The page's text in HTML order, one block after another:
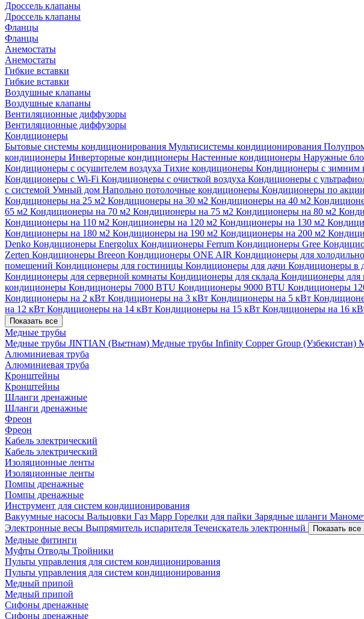
Дроссель клапаны
Дроссель клапаны
Фланцы
Фланцы
Анемостаты
Анемостаты
Гибкие вставки
Гибкие вставки
Воздушные клапаны
Воздушные клапаны
Вентиляционные диффузоры
Вентиляционные диффузоры
Кондиционеры
Бытовые системы кондиционирования Мультисистемы кондиционирования
кондиционеры Инверторные кондиционеры Настенные кондиционеры Наружные
Кондиционеры с осушителем воздуха Тихие кондиционеры Кондиционеры с зимним
Кондиционеры с Wi-Fi Кондиционеры с очисткой воздуха Кондиционеры с
с системой Умный дом Напольно потолочные кондиционеры Кондиционеры по акции
Кондиционеры на 25 м2 Кондиционеры на 30 м2 Кондиционеры на 40 м2
65 м2 Кондиционеры на 70 м2 Кондиционеры на 75 м2 Кондиционеры на 80 м2
Кондиционеры на 110 м2 Кондиционеры на 120 м2 Кондиционеры на 130 м2
Кондиционеры на 180 м2 Кондиционеры на 190 м2 Кондиционеры на 200 м2
Denko Кондиционеры Energolux Кондиционеры Ferrum Кондиционеры Gree
Zerten Кондиционеры Breeon Кондиционеры ONE AIR Кондиционеры для
помещений Кондиционеры для гостиницы Кондиционеры для дачи Кондиционеры в
Кондиционеры для серверной комнаты Кондиционеры для склада Кондиционеры для
кондиционеры Кондиционеры 7000 BTU Кондиционеры 9000 BTU Кондиционеры
Кондиционеры на 2 кВт Кондиционеры на 3 кВт Кондиционеры на 5 кВт
на 12 кВт Кондиционеры на 14 кВт Кондиционеры на 15 кВт Кондиционеры на 16
Показать все
Медные трубы
Медные трубы JINTIAN (Вьетнам) Медные трубы Infinity Copper Group (Узбекистан)
Алюминиевая труба
Алюминиевая труба
Кронштейны
Кронштейны
Шланги дренажные
Шланги дренажные
Фреон
Фреон
Кабель электрический
Кабель электрический
Изоляционные ленты
Изоляционные ленты
Помпы дренажные
Помпы дренажные
Инструмент для систем кондиционирования
Вакуумные насосы Вальцовки Газ Mapp Горелки для пайки Зарядные шланги
Электронные весы Выпрямитель испарителя Течеискатель электронный Показать все
Медные фитинги
Муфты Отводы Тройники
Пульты управления для систем кондиционирования
Пульты управления для систем кондиционирования
Медный припой
Медный припой
Сифоны дренажные
Сифоны дренажные